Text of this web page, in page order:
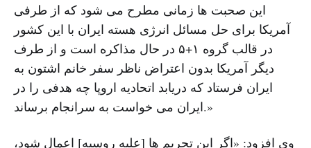
این صحبت ها زمانی مطرح می شود که از طرفی
آمریکا برای حل مسائل انرژی هسته ایران با این کشور
در قالب گروه ۱+۵ در حال مذاکره است و از طرف
دیگر آمریکا بدون اعتراض ناظر سفر خانم اشتون به
ایران فرستاد که دریابد اتحادیه اروپا چه هدفی را در
ایران می خواست به سرانجام برساند.»
وی افزود: «اگر این تحریم ها [علیه روسیه] اعمال شود،